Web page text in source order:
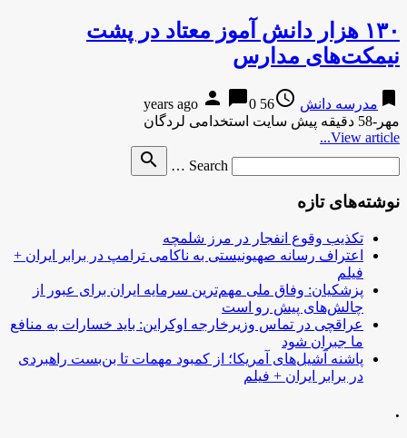
۱۳۰ هزار دانش آموز معتاد در پشت
نیمکت‌های مدارس
bookmark مدرسه دانش access_time
56 years ago
person chat_bubble0
مهر-58 دقیقه پیش سایت استخدامی لردگان
View article...
Search …
search
نوشته‌های تازه
تکذیب وقوع انفجار در مرز شلمچه
اعتراف رسانه صهیونیستی به ناکامی ترامپ در برابر ایران +
فیلم
پزشکیان: وفاق ملی مهم‌ترین سرمایه ایران برای عبور از
چالش‌های پیش رو است
عراقچی در تماس وزیرخارجه اوکراین: باید خسارات به منافع
ما جبران شود
پاشنه آشیل‌های آمریکا؛ از کمبود مهمات تا بن‌بست راهبردی
در برابر ایران + فیلم
.